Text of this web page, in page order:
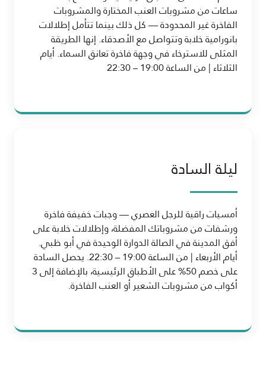
ساعات من مشروبات العنب المختارة والمشروبات
الفاخرة غير المحدودة — كل ذلك بينما تتأمل إطلالات
بانورامية خلابة وتتواصل مع الأصدقاء. إنها الطريقة
المثلى للاسترخاء في وجهة فاخرة تعانق السماء. أيام
الثلاثاء | من الساعة 19:00 – 22:30
ليلة السادة
أمسيات راقية للرجل العصري — وجبات خفيفة فاخرة
ورشفات من مشروباتك المفضلة، وإطلالات خلابة على
أفق المدينة في الصالة الدوارة الوحيدة في أبو ظبي.
أيام الأربعاء | من الساعة 19:00 – 22:30. يحصل السادة
على خصم 50% على الأطباق الرئيسية، بالإضافة إلى 3
أكواب من مشروبات الشعير أو العنب الفاخرة.